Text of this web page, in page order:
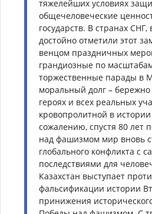
тяжелейших условиях
общечеловеческие
государств. В странах
достойно отметили этот
венцом праздничных
грандиозные по
торжественные парады в
моральный долг –
героях и всех реальных
кровопролитной в
сожалению, спустя 80 лет
над фашизмом мир вновь
глобального конфликта с
последствиями для
Казахстан выступает
фальсификации истории
принижения